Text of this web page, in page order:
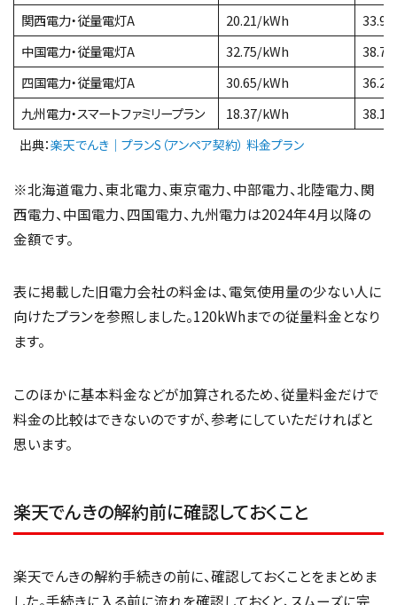
関西電力・従量電灯A
20.21/kWh
中国電力・従量電灯A
32.75/kWh
四国電力・従量電灯A
30.65/kWh
九州電力・スマートファミリープラン
18.37/kWh
出典：楽天でんき｜プランS（アンペア契約） 料金プラン
※北海道電力、東北電力、東京電力、中部電力、北陸電力、関
西電力、中国電力、四国電力、九州電力は2024年4月以降の
金額です。
表に掲載した旧電力会社の料金は、電気使用量の少ない人に
向けたプランを参照しました。120kWhまでの従量料金となり
ます。
このほかに基本料金などが加算されるため、従量料金だけで
料金の比較はできないのですが、参考にしていただければと
思います。
楽天でんきの解約前に確認しておくこと
楽天でんきの解約手続きの前に、確認しておくことをまとめま
した。手続きに入る前に流れを確認しておくと、スムーズに完